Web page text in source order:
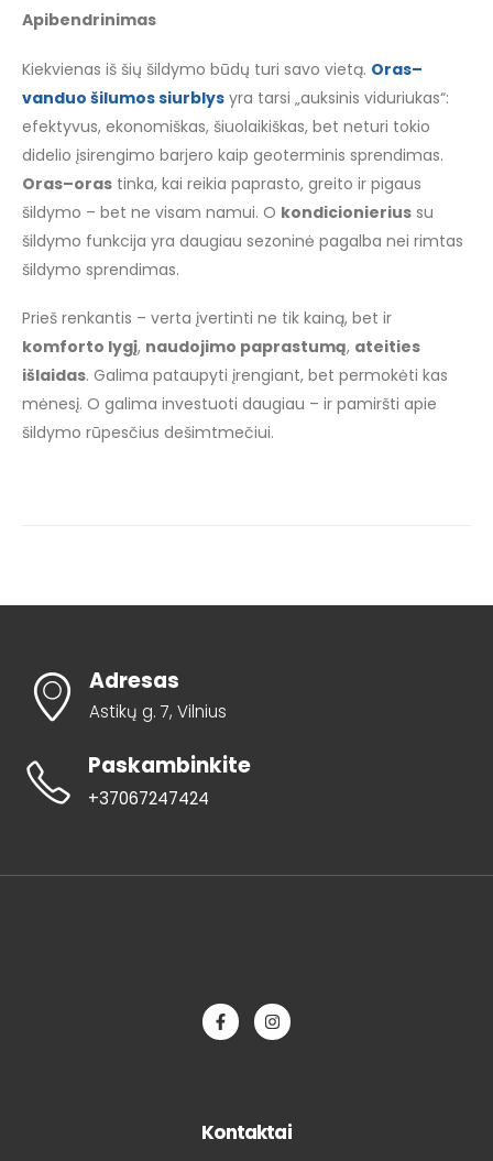
Apibendrinimas
Kiekvienas iš šių šildymo būdų turi savo vietą. Oras–
vanduo šilumos siurblys yra tarsi „auksinis viduriukas“:
efektyvus, ekonomiškas, šiuolaikiškas, bet neturi tokio
didelio įsirengimo barjero kaip geoterminis sprendimas.
Oras–oras tinka, kai reikia paprasto, greito ir pigaus
šildymo – bet ne visam namui. O kondicionierius su
šildymo funkcija yra daugiau sezoninė pagalba nei rimtas
šildymo sprendimas.
Prieš renkantis – verta įvertinti ne tik kainą, bet ir
komforto lygį, naudojimo paprastumą, ateities
išlaidas. Galima pataupyti įrengiant, bet permokėti kas
mėnesį. O galima investuoti daugiau – ir pamiršti apie
šildymo rūpesčius dešimtmečiui.
Adresas
Astikų g. 7, Vilnius
Paskambinkite
+37067247424
Kontaktai